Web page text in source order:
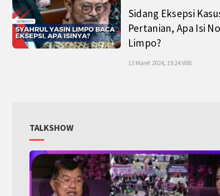
Sidang Eksepsi
Pertanian, Apa Isi
Limpo?
13 Maret 2024, 19:24 WIB
TALKSHOW